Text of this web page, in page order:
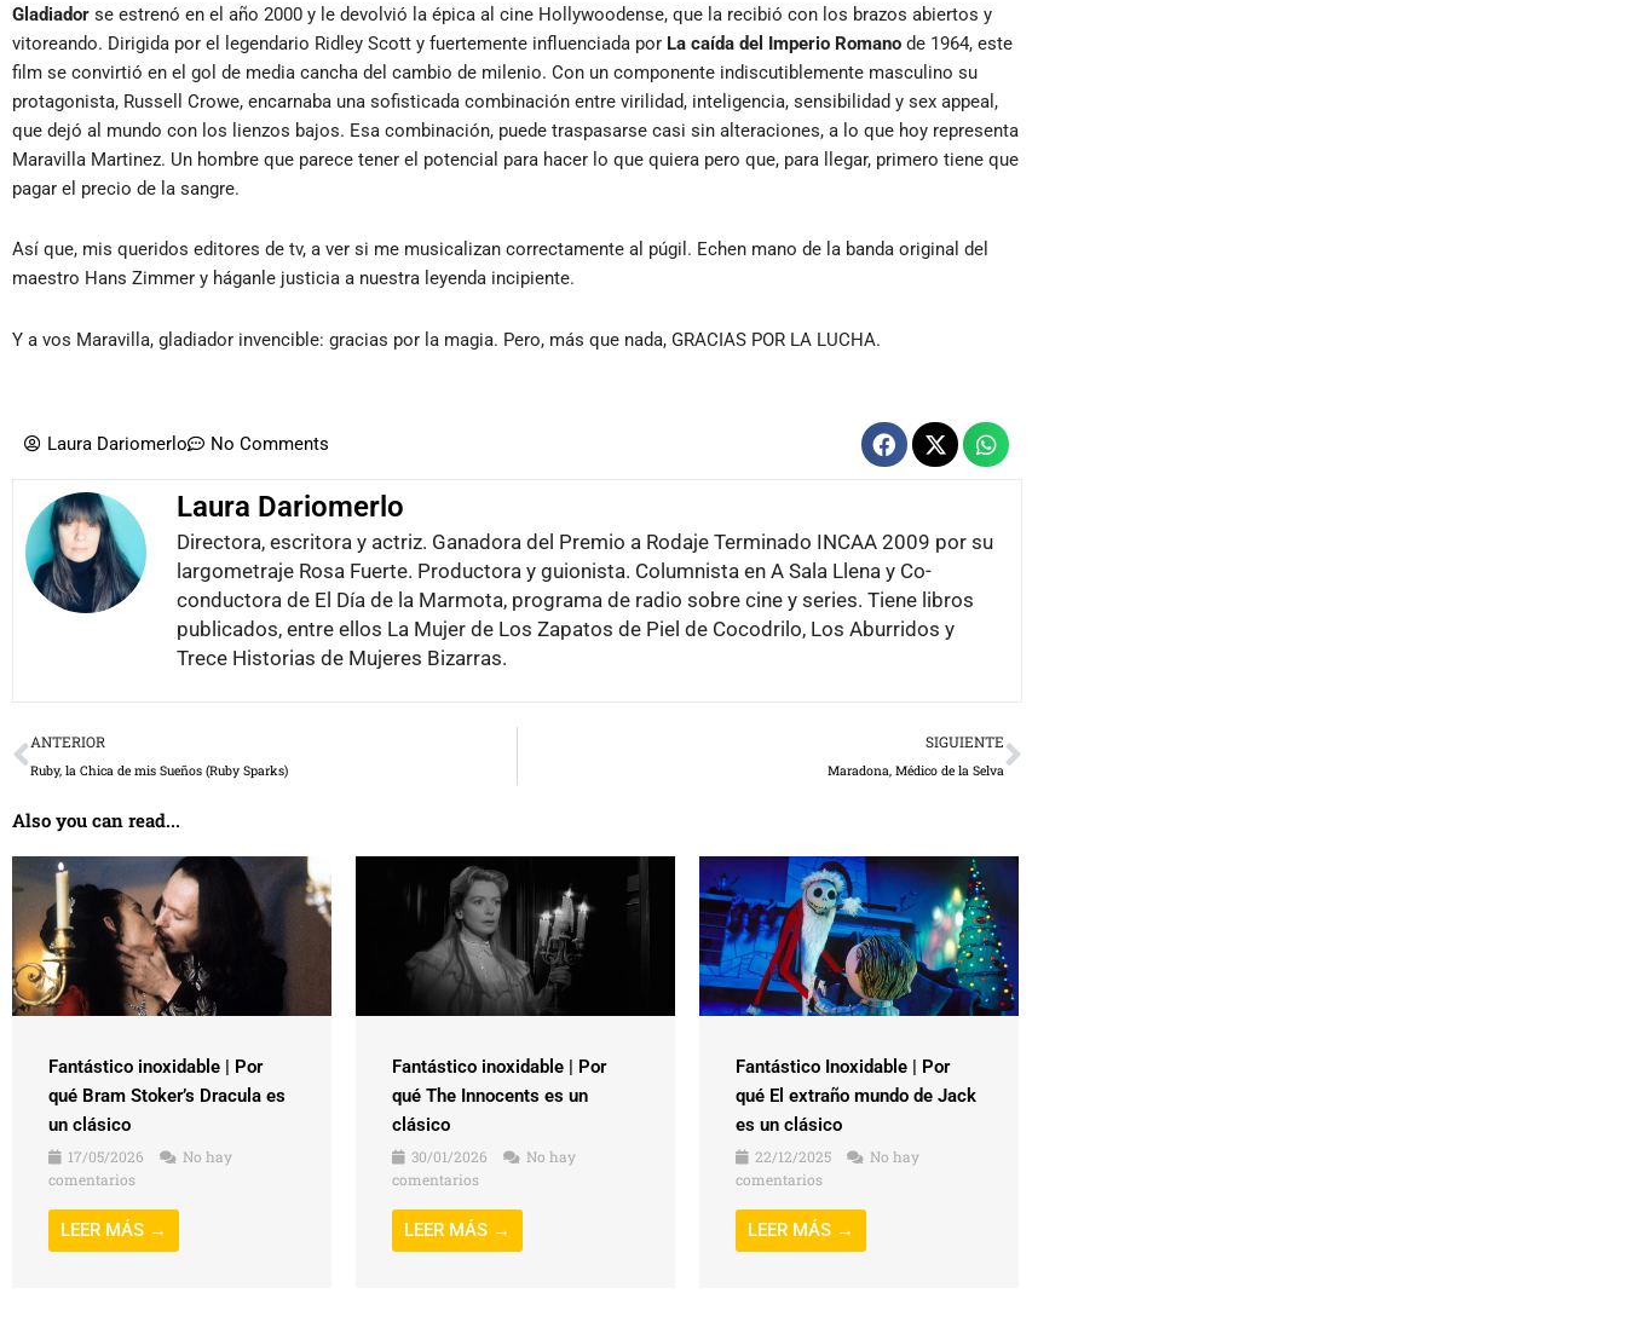
Gladiador se estrenó en el año 2000 y le devolvió la épica al cine Hollywoodense, que la recibió con los brazos abiertos y
vitoreando. Dirigida por el legendario Ridley Scott y fuertemente influenciada por La caída del Imperio Romano de 1964, este
film se convirtió en el gol de media cancha del cambio de milenio. Con un componente indiscutiblemente masculino su
protagonista, Russell Crowe, encarnaba una sofisticada combinación entre virilidad, inteligencia, sensibilidad y sex appeal,
que dejó al mundo con los lienzos bajos. Esa combinación, puede traspasarse casi sin alteraciones, a lo que hoy representa
Maravilla Martinez. Un hombre que parece tener el potencial para hacer lo que quiera pero que, para llegar, primero tiene que
pagar el precio de la sangre.
Así que, mis queridos editores de tv, a ver si me musicalizan correctamente al púgil. Echen mano de la banda original del
maestro Hans Zimmer y háganle justicia a nuestra leyenda incipiente.
Y a vos Maravilla, gladiador invencible: gracias por la magia. Pero, más que nada, GRACIAS POR LA LUCHA.
Laura Dariomerlo No Comments
Laura Dariomerlo
Directora, escritora y actriz. Ganadora del Premio a Rodaje Terminado INCAA 2009 por su
largometraje Rosa Fuerte. Productora y guionista. Columnista en A Sala Llena y Co-
conductora de El Día de la Marmota, programa de radio sobre cine y series. Tiene libros
publicados, entre ellos La Mujer de Los Zapatos de Piel de Cocodrilo, Los Aburridos y
Trece Historias de Mujeres Bizarras.
Prev
ANTERIOR
Ruby, la Chica de mis Sueños (Ruby Sparks)
SIGUIENTE
Maradona, Médico de la Selva
Next
Also you can read...
Fantástico inoxidable | Por
qué Bram Stoker’s Dracula es
un clásico
17/05/2026
No hay
comentarios
LEER MÁS →
Fantástico inoxidable | Por
qué The Innocents es un
clásico
30/01/2026
No hay
comentarios
LEER MÁS →
Fantástico Inoxidable | Por
qué El extraño mundo de Jack
es un clásico
22/12/2025
No hay
comentarios
LEER MÁS →